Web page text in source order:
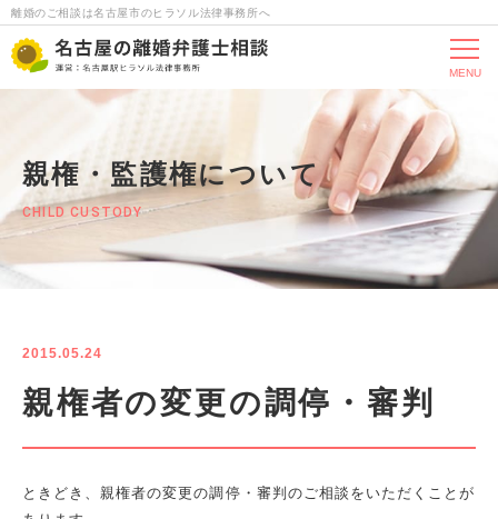
離婚のご相談は名古屋市のヒラソル法律事務所へ
MENU
親権・監護権について
CHILD CUSTODY
2015.05.24
親権者の変更の調停・審判
ときどき、親権者の変更の調停・審判のご相談をいただくことが